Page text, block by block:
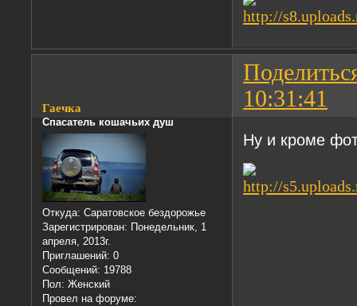
10:31:41
Гаечка
Спасатель кошачьих душ
Откуда: Саратовское бездорожье
Зарегистрирован: Понедельник, 1
апреля, 2013г.
Приглашений: 0
Сообщений: 19788
Пол: Женский
Провел на форуме:
Ну и кроме